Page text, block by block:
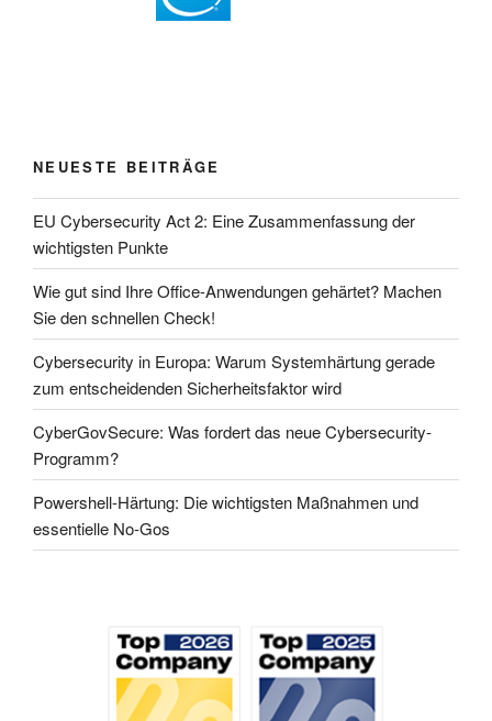
NEUESTE BEITRÄGE
EU Cybersecurity Act 2: Eine Zusammenfassung der
wichtigsten Punkte
Wie gut sind Ihre Office-Anwendungen gehärtet? Machen
Sie den schnellen Check!
Cybersecurity in Europa: Warum Systemhärtung gerade
zum entscheidenden Sicherheitsfaktor wird
CyberGovSecure: Was fordert das neue Cybersecurity-
Programm?
Powershell-Härtung: Die wichtigsten Maßnahmen und
essentielle No-Gos